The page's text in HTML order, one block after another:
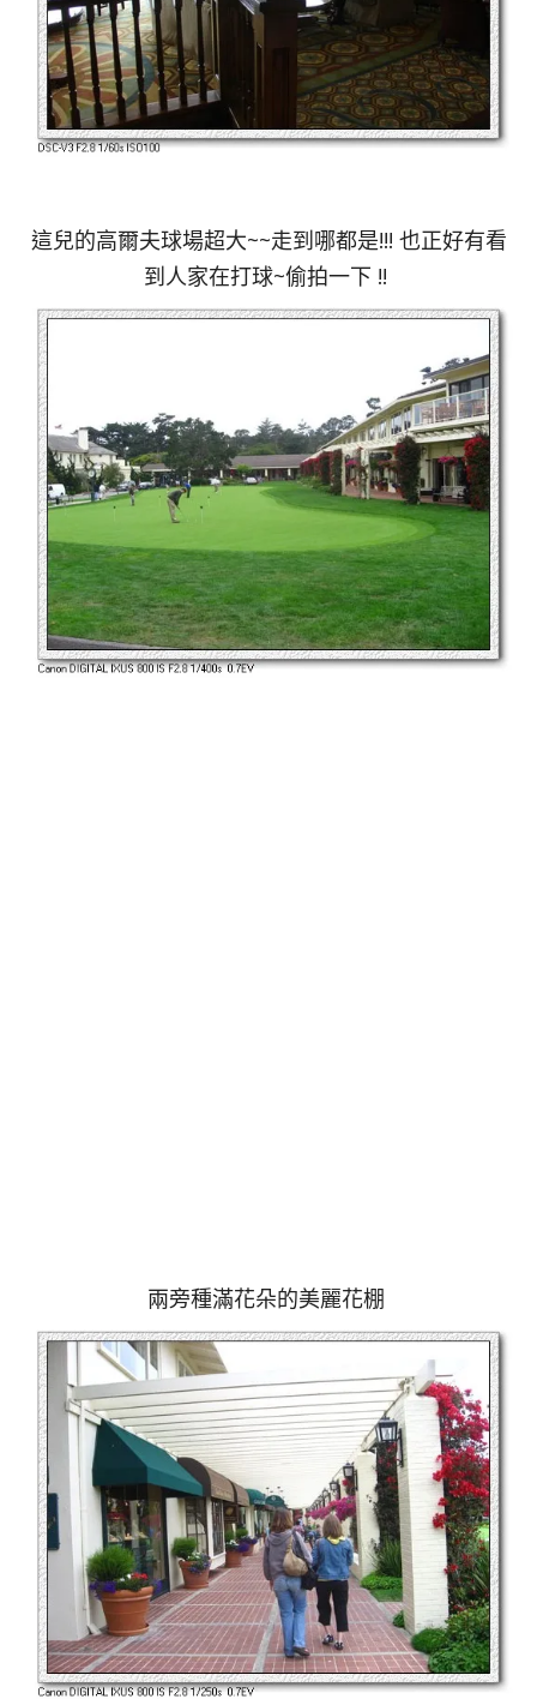
這兒的高爾夫球場超大~~走到哪都是!!! 也正好有看
到人家在打球~偷拍一下 !!
兩旁種滿花朵的美麗花棚